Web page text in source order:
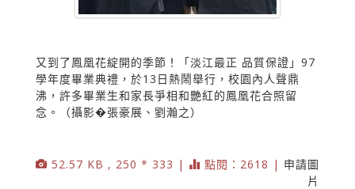
又到了鳳凰花綻開的季節！「淡江最正 品質保證」97
學年度畢業典禮，於13日熱鬧舉行，校園內人聲鼎
沸，許多畢業生和家長爭相和艷紅的鳳凰花合照留
念。（攝影�張豪展、劉瀚之）
52.57 KB , 250 * 333 | 點閱：2618 | 申請圖
片